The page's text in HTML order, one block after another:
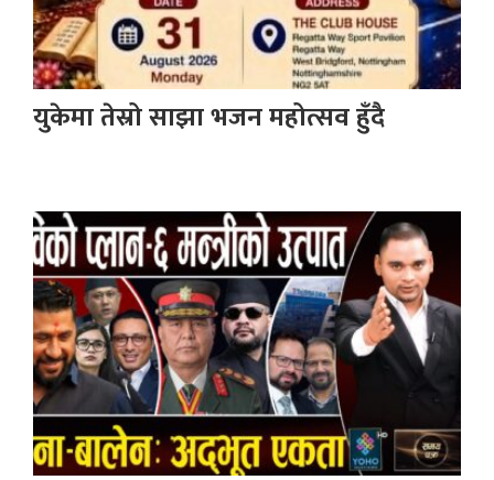
युकेमा तेस्रो साझा भजन महोत्सव हुँदै